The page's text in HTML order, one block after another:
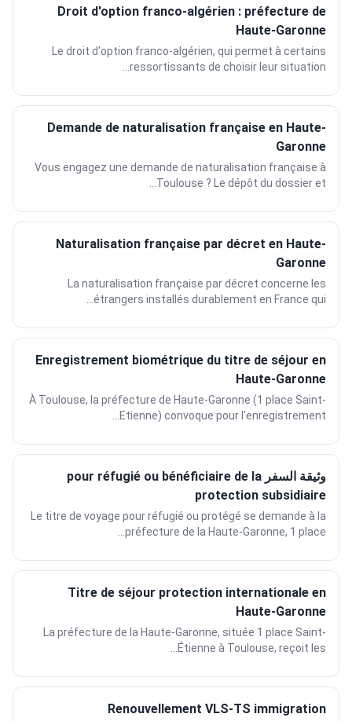
Droit d'option franco-algérien : préfecture de
Haute-Garonne
Le droit d'option franco-algérien, qui permet à certains
ressortissants de choisir leur situation...
Demande de naturalisation française en Haute-
Garonne
Vous engagez une demande de naturalisation française à
Toulouse ? Le dépôt du dossier et...
Naturalisation française par décret en Haute-
Garonne
La naturalisation française par décret concerne les
étrangers installés durablement en France qui...
Enregistrement biométrique du titre de séjour en
Haute-Garonne
À Toulouse, la préfecture de Haute-Garonne (1 place Saint-
Etienne) convoque pour l'enregistrement...
وثيقة السفر pour réfugié ou bénéficiaire de la
protection subsidiaire
Le titre de voyage pour réfugié ou protégé se demande à la
préfecture de la Haute-Garonne, 1 place...
Titre de séjour protection internationale en
Haute-Garonne
La préfecture de la Haute-Garonne, située 1 place Saint-
Étienne à Toulouse, reçoit les...
Renouvellement VLS-TS immigration